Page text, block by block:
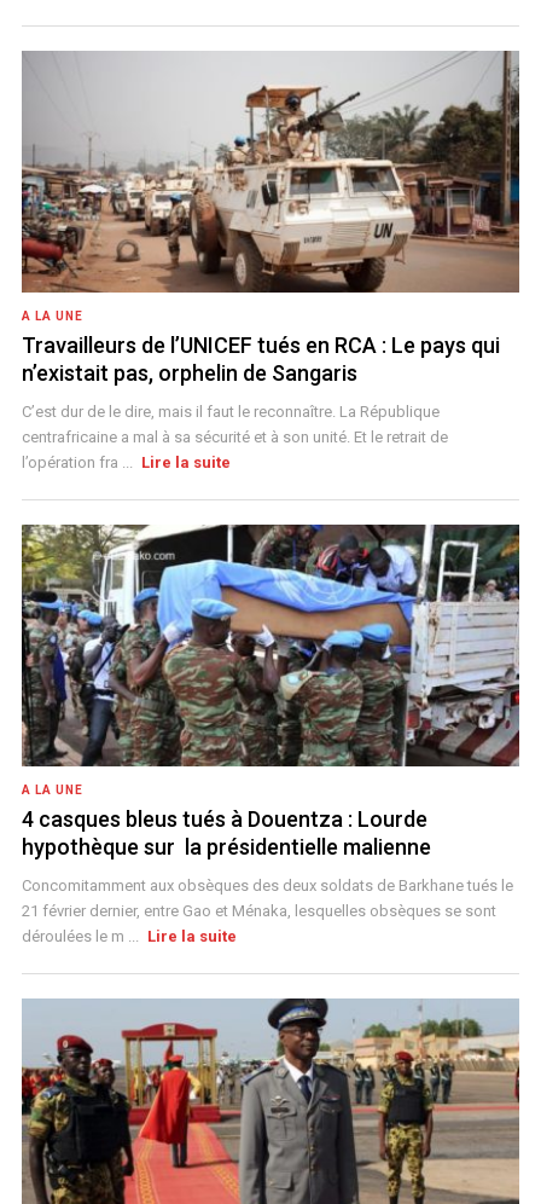
A LA UNE
Travailleurs de l’UNICEF tués en RCA : Le pays qui
n’existait pas, orphelin de Sangaris
C’est dur de le dire, mais il faut le reconnaître. La République
centrafricaine a mal à sa sécurité et à son unité. Et le retrait de
l’opération fra ... Lire la suite
A LA UNE
4 casques bleus tués à Douentza : Lourde
hypothèque sur la présidentielle malienne
Concomitamment aux obsèques des deux soldats de Barkhane tués le
21 février dernier, entre Gao et Ménaka, lesquelles obsèques se sont
déroulées le m ... Lire la suite